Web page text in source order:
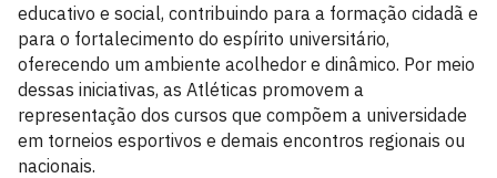
educativo e social, contribuindo para a formação cidadã e
para o fortalecimento do espírito universitário,
oferecendo um ambiente acolhedor e dinâmico. Por meio
dessas iniciativas, as Atléticas promovem a
representação dos cursos que compõem a universidade
em torneios esportivos e demais encontros regionais ou
nacionais.